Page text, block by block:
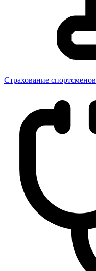
Страхование спортсменов